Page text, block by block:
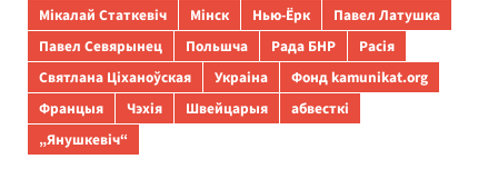
Мікалай Статкевіч
Мінск Нью-Ёрк
Павел Латушка
Павел Севярынец
Польшча Рада БНР
Расія
Святлана Ціханоўская
Украіна
Фонд kamunikat.org
Францыя
Чэхія Швейцарыя
абвесткі
„Янушкевіч“